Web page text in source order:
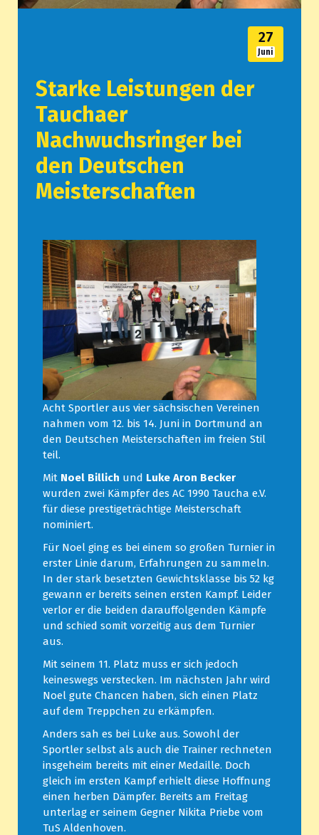
27
Juni
Starke Leistungen der
Tauchaer
Nachwuchsringer bei
den Deutschen
Meisterschaften
Acht Sportler aus vier sächsischen Vereinen
nahmen vom 12. bis 14. Juni in Dortmund an
den Deutschen Meisterschaften im freien Stil
teil.
Mit Noel Billich und Luke Aron Becker
wurden zwei Kämpfer des AC 1990 Taucha e.V.
für diese prestigeträchtige Meisterschaft
nominiert.
Für Noel ging es bei einem so großen Turnier in
erster Linie darum, Erfahrungen zu sammeln.
In der stark besetzten Gewichtsklasse bis 52 kg
gewann er bereits seinen ersten Kampf. Leider
verlor er die beiden darauffolgenden Kämpfe
und schied somit vorzeitig aus dem Turnier
aus.
Mit seinem 11. Platz muss er sich jedoch
keineswegs verstecken. Im nächsten Jahr wird
Noel gute Chancen haben, sich einen Platz
auf dem Treppchen zu erkämpfen.
Anders sah es bei Luke aus. Sowohl der
Sportler selbst als auch die Trainer rechneten
insgeheim bereits mit einer Medaille. Doch
gleich im ersten Kampf erhielt diese Hoffnung
einen herben Dämpfer. Bereits am Freitag
unterlag er seinem Gegner Nikita Priebe vom
TuS Aldenhoven.